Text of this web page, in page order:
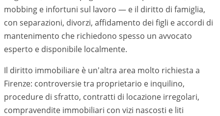
mobbing e infortuni sul lavoro — e il diritto di famiglia,
con separazioni, divorzi, affidamento dei figli e accordi di
mantenimento che richiedono spesso un avvocato
esperto e disponibile localmente.
Il diritto immobiliare è un'altra area molto richiesta a
Firenze: controversie tra proprietario e inquilino,
procedure di sfratto, contratti di locazione irregolari,
compravendite immobiliari con vizi nascosti e liti